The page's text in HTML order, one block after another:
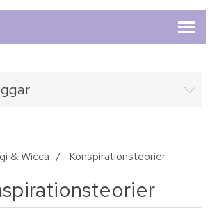
& Wicca / Konspirationsteorier